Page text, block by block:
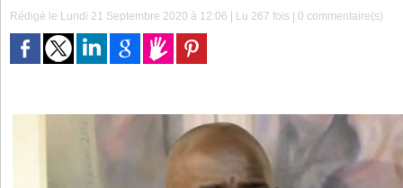
Rédigé le Lundi 21 Septembre 2020 à 12:06 | Lu 267 fois |0 commentaire(s)